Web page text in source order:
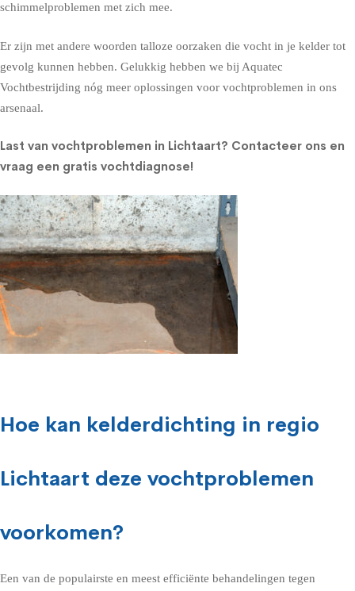
schimmelproblemen met zich mee.
Er zijn met andere woorden talloze oorzaken die vocht in je kelder tot
gevolg kunnen hebben. Gelukkig hebben we bij Aquatec
Vochtbestrijding nóg meer oplossingen voor vochtproblemen in ons
arsenaal.
Last van vochtproblemen in Lichtaart? Contacteer ons en
vraag een gratis vochtdiagnose!
Hoe kan kelderdichting in regio
Lichtaart deze vochtproblemen
voorkomen?
Een van de populairste en meest efficiënte behandelingen tegen